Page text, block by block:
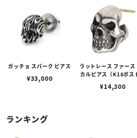
ガッチョ スパーク ピアス
¥33,000
ラットレース ファース
カルピアス（K18ポス
¥14,300
ランキング